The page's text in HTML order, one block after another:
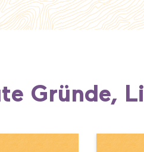
Gründe,